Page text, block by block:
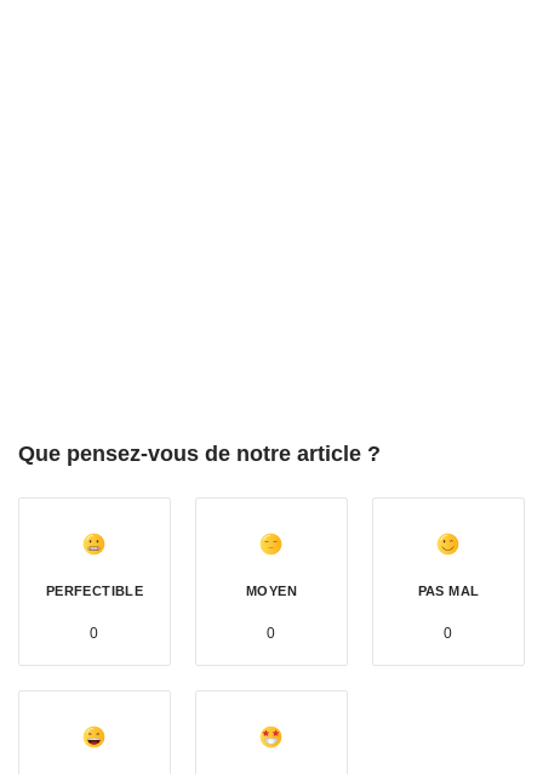
Que pensez-vous de notre article ?
PERFECTIBLE
0
MOYEN
0
PAS MAL
0